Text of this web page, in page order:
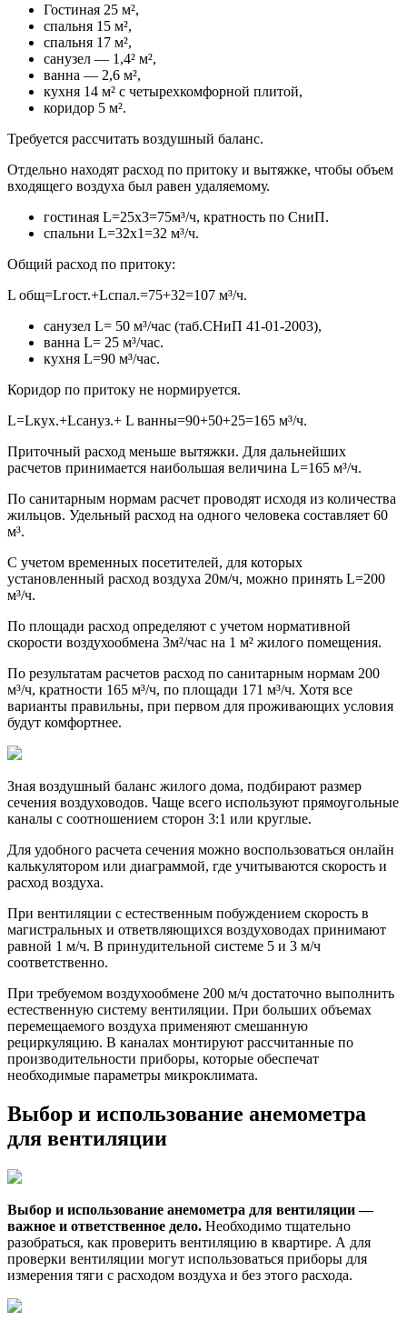
Гостиная 25 м²,
спальня 15 м²,
спальня 17 м²,
санузел — 1,4² м²,
ванна — 2,6 м²,
кухня 14 м² с четырехкомфорной плитой,
коридор 5 м².
Требуется рассчитать воздушный баланс.
Отдельно находят расход по притоку и вытяжке, чтобы объем
входящего воздуха был равен удаляемому.
гостиная L=25х3=75м³/ч, кратность по СниП.
спальни L=32х1=32 м³/ч.
Общий расход по притоку:
L общ=Lгост.+Lспал.=75+32=107 м³/ч.
санузел L= 50 м³/час (таб.СНиП 41-01-2003),
ванна L= 25 м³/час.
кухня L=90 м³/час.
Коридор по притоку не нормируется.
L=Lкух.+Lсануз.+ L ванны=90+50+25=165 м³/ч.
Приточный расход меньше вытяжки. Для дальнейших
расчетов принимается наибольшая величина L=165 м³/ч.
По санитарным нормам расчет проводят исходя из количества
жильцов. Удельный расход на одного человека составляет 60
м³.
С учетом временных посетителей, для которых
установленный расход воздуха 20м/ч, можно принять L=200
м³/ч.
По площади расход определяют с учетом нормативной
скорости воздухообмена 3м²/час на 1 м² жилого помещения.
По результатам расчетов расход по санитарным нормам 200
м³/ч, кратности 165 м³/ч, по площади 171 м³/ч. Хотя все
варианты правильны, при первом для проживающих условия
будут комфортнее.
Зная воздушный баланс жилого дома, подбирают размер
сечения воздуховодов. Чаще всего используют прямоугольные
каналы с соотношением сторон 3:1 или круглые.
Для удобного расчета сечения можно воспользоваться онлайн
калькулятором или диаграммой, где учитываются скорость и
расход воздуха.
При вентиляции с естественным побуждением скорость в
магистральных и ответвляющихся воздуховодах принимают
равной 1 м/ч. В принудительной системе 5 и 3 м/ч
соответственно.
При требуемом воздухообмене 200 м/ч достаточно выполнить
естественную систему вентиляции. При больших объемах
перемещаемого воздуха применяют смешанную
рециркуляцию. В каналах монтируют рассчитанные по
производительности приборы, которые обеспечат
необходимые параметры микроклимата.
Выбор и использование анемометра
для вентиляции
Выбор и использование анемометра для вентиляции —
важное и ответственное дело. Необходимо тщательно
разобраться, как проверить вентиляцию в квартире. А для
проверки вентиляции могут использоваться приборы для
измерения тяги с расходом воздуха и без этого расхода.